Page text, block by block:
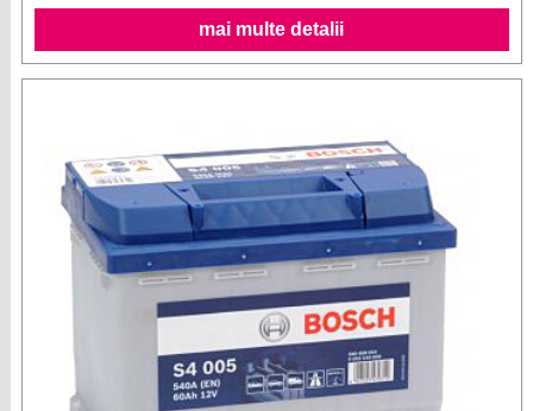
mai multe detalii